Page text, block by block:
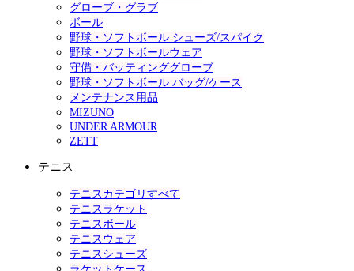
グローブ・グラブ
ボール
野球・ソフトボール シューズ/スパイク
野球・ソフトボールウェア
守備・バッティンググローブ
野球・ソフトボール バッグ/ケース
メンテナンス用品
MIZUNO
UNDER ARMOUR
ZETT
テニス
テニスカテゴリすべて
テニスラケット
テニスボール
テニスウェア
テニスシューズ